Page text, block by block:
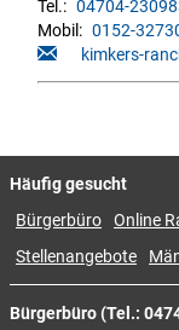
Tel.: 04704-
Mobil: 0152-
kimkers-
Bürgerbüro (Tel.:
Häufig gesucht
Bürgerbüro Online
Stellenangebote